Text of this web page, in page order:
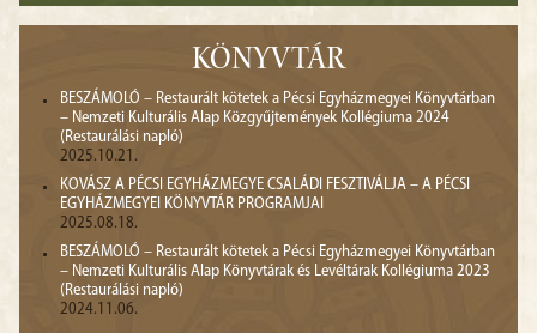
KÖNYVTÁR
BESZÁMOLÓ – Restaurált kötetek a Pécsi Egyházmegyei Könyvtárban
– Nemzeti Kulturális Alap Közgyűjtemények Kollégiuma 2024
(Restaurálási napló)
2025.10.21.
KOVÁSZ A PÉCSI EGYHÁZMEGYE CSALÁDI FESZTIVÁLJA – A PÉCSI
EGYHÁZMEGYEI KÖNYVTÁR PROGRAMJAI
2025.08.18.
BESZÁMOLÓ – Restaurált kötetek a Pécsi Egyházmegyei Könyvtárban
– Nemzeti Kulturális Alap Könyvtárak és Levéltárak Kollégiuma 2023
(Restaurálási napló)
2024.11.06.